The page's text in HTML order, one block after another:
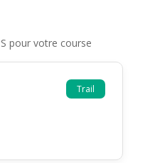
pour votre course
Trail